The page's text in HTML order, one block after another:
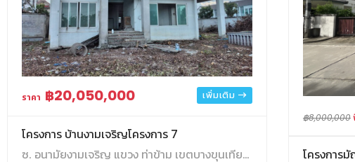
ราคา ฿20,050,000 เพิ่มเติม
โครงการ บ้านงามเจริญโครงการ 7
ซ. อนามัยงามเจริญ แขวง ท่าข้าม เขตบางขุนเทียน กรุงเทพมหานคร 10150
฿8,000,000
โครงการ